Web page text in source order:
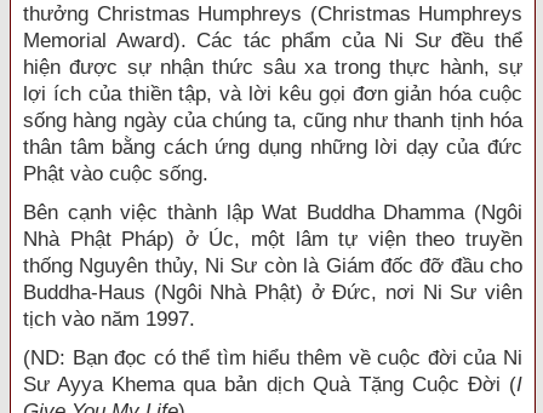
thưởng Christmas Humphreys (Christmas Humphreys
Memorial Award). Các tác phẩm của Ni Sư đều thể
hiện được sự nhận thức sâu xa trong thực hành, sự
lợi ích của thiền tập, và lời kêu gọi đơn giản hóa cuộc
sống hàng ngày của chúng ta, cũng như thanh tịnh hóa
thân tâm bằng cách ứng dụng những lời dạy của đức
Phật vào cuộc sống.
Bên cạnh việc thành lập Wat Buddha Dhamma (Ngôi
Nhà Phật Pháp) ở Úc, một lâm tự viện theo truyền
thống Nguyên thủy, Ni Sư còn là Giám đốc đỡ đầu cho
Buddha-Haus (Ngôi Nhà Phật) ở Đức, nơi Ni Sư viên
tịch vào năm 1997.
(ND: Bạn đọc có thể tìm hiểu thêm về cuộc đời của Ni
Sư Ayya Khema qua bản dịch Quà Tặng Cuộc Đời (I